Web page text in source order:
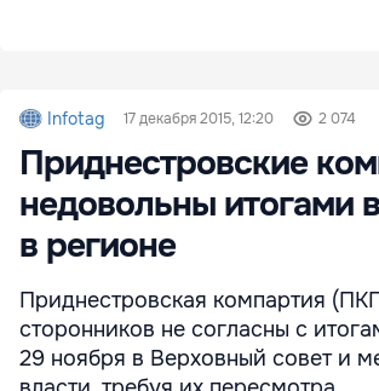
Infotag 17 декабря 2015, 12:20 2 074
Приднестровские
недовольны итогами
в регионе
Приднестровская компартия
сторонников не согласны с
29 ноября в Верховный совет и